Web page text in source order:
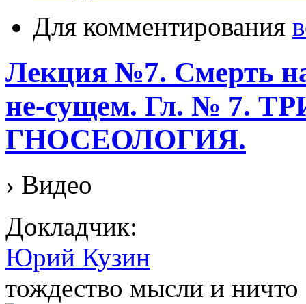
Для комментирования
Лекция №7. Смерть
не-сущем. Гл. № 7.
ГНОСЕОЛОГИЯ.
› Видео
Докладчик:
Юрий Кузин
тождество мысли и ничто